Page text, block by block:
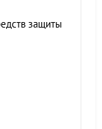
защиты